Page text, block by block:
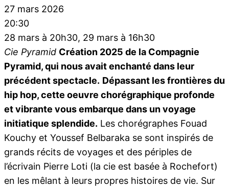
27 mars 2026
20:30
28 mars à 20h30, 29 mars à 16h30
Cie Pyramid Création 2025 de la Compagnie
Pyramid, qui nous avait enchanté dans leur
précédent spectacle. Dépassant les frontières du
hip hop, cette oeuvre chorégraphique profonde
et vibrante vous embarque dans un voyage
initiatique splendide. Les chorégraphes Fouad
Kouchy et Youssef Belbaraka se sont inspirés de
grands récits de voyages et des périples de
l’écrivain Pierre Loti (la cie est basée à Rochefort)
en les mêlant à leurs propres histoires de vie. Sur